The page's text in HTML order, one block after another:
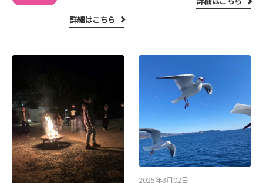
詳細はこちら
2025年3月02日